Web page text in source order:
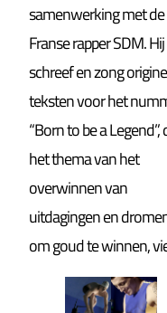
samenwerking met de
Franse rapper SDM. Hij
schreef en zong
teksten voor het
“Born to be a Legend”,
het thema van het
overwinnen van
uitdagingen en
om goud te winnen,